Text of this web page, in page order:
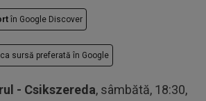
în Google Discover
ca sursă preferată în Google
- Csikszereda, sâmbătă, 18:30,